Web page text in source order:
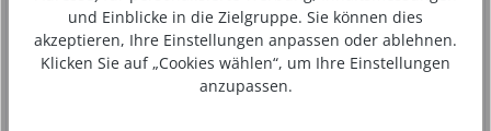
und Einblicke in die Zielgruppe. Sie können dies
akzeptieren, Ihre Einstellungen anpassen oder ablehnen.
Klicken Sie auf „Cookies wählen“, um Ihre Einstellungen
anzupassen.